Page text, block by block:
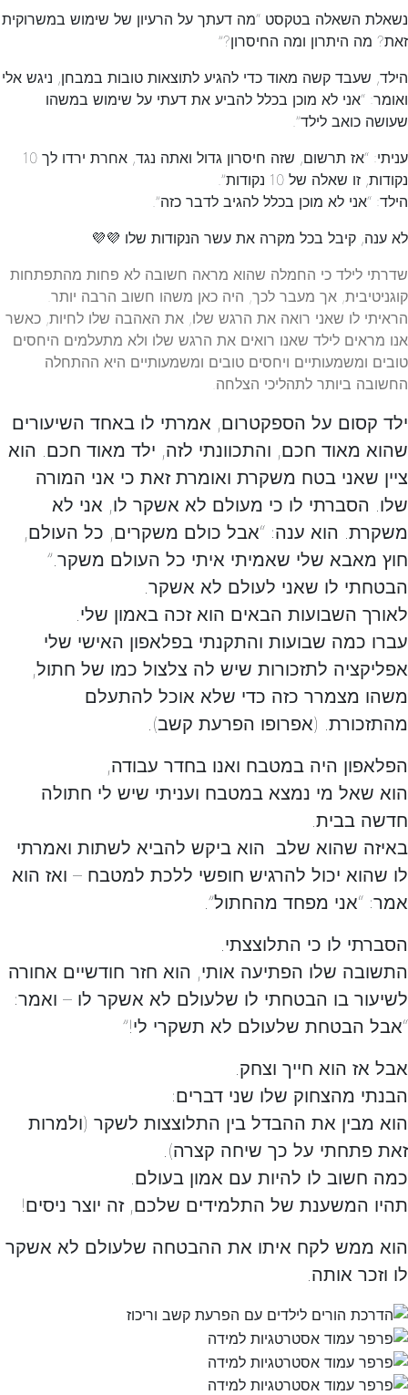
נשאלת השאלה בטקסט “מה דעתך על הרעיון של שימוש במשרוקית
זאת? מה היתרון ומה החיסרון?”
הילד, שעבד קשה מאוד כדי להגיע לתוצאות טובות במבחן, ניגש אלי
ואומר: “אני לא מוכן בכלל להביע את דעתי על שימוש במשהו
שעושה כואב לילד”.
עניתי: “אז תרשום, שזה חיסרון גדול ואתה נגד, אחרת ירדו לך 10
נקודות, זו שאלה של 10 נקודות”.
הילד: “אני לא מוכן בכלל להגיב לדבר כזה”.
לא ענה, קיבל בכל מקרה את עשר הנקודות שלו 💜💜
שדרתי לילד כי החמלה שהוא מראה חשובה לא פחות מהתפתחות
קוגניטיבית, אך מעבר לכך, היה כאן משהו חשוב הרבה יותר.
הראיתי לו שאני רואה את הרגש שלו, את האהבה שלו לחיות, כאשר
אנו מראים לילד שאנו רואים את הרגש שלו ולא מתעלמים היחסים
טובים ומשמעותיים ויחסים טובים ומשמעותיים היא ההתחלה
החשובה ביותר לתהליכי הצלחה.
ילד קסום על הספקטרום, אמרתי לו באחד השיעורים
שהוא מאוד חכם, והתכוונתי לזה, ילד מאוד חכם. הוא
ציין שאני בטח משקרת ואומרת זאת כי אני המורה
שלו. הסברתי לו כי מעולם לא אשקר לו, אני לא
משקרת. הוא ענה: “אבל כולם משקרים, כל העולם,
חוץ מאבא שלי שאמיתי איתי כל העולם משקר.”
הבטחתי לו שאני לעולם לא אשקר.
לאורך השבועות הבאים הוא זכה באמון שלי.
עברו כמה שבועות והתקנתי בפלאפון האישי שלי
אפליקציה לתזכורות שיש לה צלצול כמו של חתול,
משהו מצמרר כזה כדי שלא אוכל להתעלם
מהתזכורת. (אפרופו הפרעת קשב).
הפלאפון היה במטבח ואנו בחדר עבודה,
הוא שאל מי נמצא במטבח ועניתי שיש לי חתולה
חדשה בבית.
באיזה שהוא שלב הוא ביקש להביא לשתות ואמרתי
לו שהוא יכול להרגיש חופשי ללכת למטבח – ואז הוא
אמר: “אני מפחד מהחתול”.
הסברתי לו כי התלוצצתי.
התשובה שלו הפתיעה אותי, הוא חזר חודשיים אחורה
לשיעור בו הבטחתי לו שלעולם לא אשקר לו – ואמר:
“אבל הבטחת שלעולם לא תשקרי לי!”
אבל אז הוא חייך וצחק.
הבנתי מהצחוק שלו שני דברים:
הוא מבין את ההבדל בין התלוצצות לשקר (ולמרות
זאת פתחתי על כך שיחה קצרה).
כמה חשוב לו להיות עם אמון בעולם.
תהיו המשענת של התלמידים שלכם, זה יוצר ניסים!
הוא ממש לקח איתו את ההבטחה שלעולם לא אשקר
לו וזכר אותה.